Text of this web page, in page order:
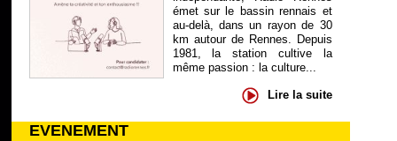
émet sur le bassin rennais et
au-delà, dans un rayon de 30
km autour de Rennes. Depuis
1981, la station cultive la
même passion : la culture...
Lire la suite
EVENEMENT